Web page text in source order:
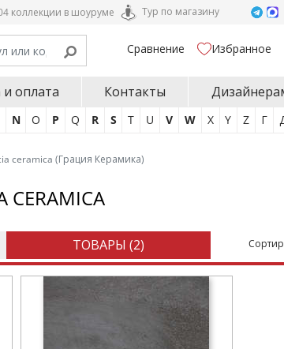
коллекции в шоуруме Тур по магазину
Сравнение Избранное
оплата Контакты
N O P Q R S T U V W X Y Z Г
ceramica (Грация Керамика)
ТОВАРЫ (2)